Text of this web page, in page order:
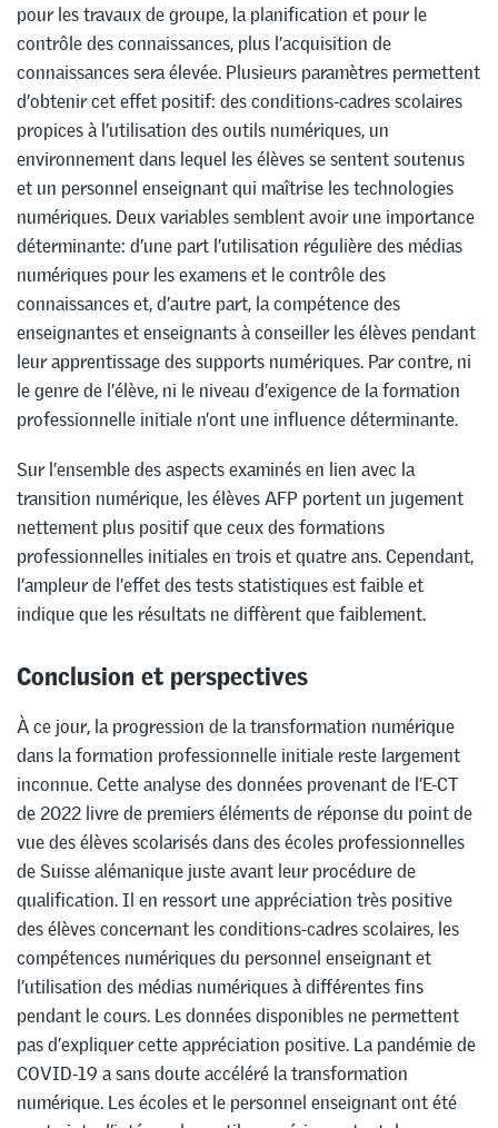
pour les travaux de groupe, la planification et pour le
contrôle des connaissances, plus l’acquisition de
connaissances sera élevée. Plusieurs paramètres permettent
d’obtenir cet effet positif: des conditions-cadres scolaires
propices à l’utilisation des outils numériques, un
environnement dans lequel les élèves se sentent soutenus
et un personnel enseignant qui maîtrise les technologies
numériques. Deux variables semblent avoir une importance
déterminante: d’une part l’utilisation régulière des médias
numériques pour les examens et le contrôle des
connaissances et, d’autre part, la compétence des
enseignantes et enseignants à conseiller les élèves pendant
leur apprentissage des supports numériques. Par contre, ni
le genre de l’élève, ni le niveau d’exigence de la formation
professionnelle initiale n’ont une influence déterminante.
Sur l’ensemble des aspects examinés en lien avec la
transition numérique, les élèves AFP portent un jugement
nettement plus positif que ceux des formations
professionnelles initiales en trois et quatre ans. Cependant,
l’ampleur de l’effet des tests statistiques est faible et
indique que les résultats ne diffèrent que faiblement.
Conclusion et perspectives
À ce jour, la progression de la transformation numérique
dans la formation professionnelle initiale reste largement
inconnue. Cette analyse des données provenant de l’E-CT
de 2022 livre de premiers éléments de réponse du point de
vue des élèves scolarisés dans des écoles professionnelles
de Suisse alémanique juste avant leur procédure de
qualification. Il en ressort une appréciation très positive
des élèves concernant les conditions-cadres scolaires, les
compétences numériques du personnel enseignant et
l’utilisation des médias numériques à différentes fins
pendant le cours. Les données disponibles ne permettent
pas d’expliquer cette appréciation positive. La pandémie de
COVID-19 a sans doute accéléré la transformation
numérique. Les écoles et le personnel enseignant ont été